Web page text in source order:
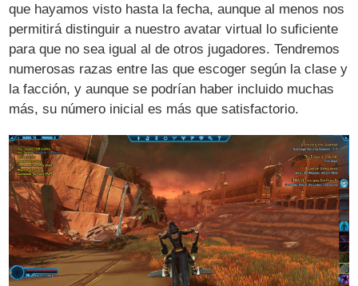
que hayamos visto hasta la fecha, aunque al menos nos
permitirá distinguir a nuestro avatar virtual lo suficiente
para que no sea igual al de otros jugadores. Tendremos
numerosas razas entre las que escoger según la clase y
la facción, y aunque se podrían haber incluido muchas
más, su número inicial es más que satisfactorio.